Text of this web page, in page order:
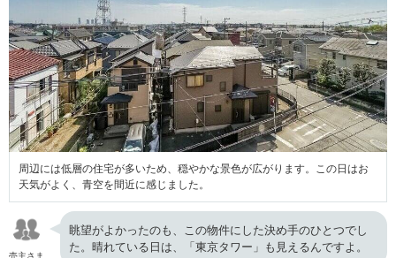
周辺には低層の住宅が多いため、穏やかな景色が広がります。この日はお
天気がよく、青空を間近に感じました。
眺望がよかったのも、この物件にした決め手のひとつでし
た。晴れている日は、「東京タワー」も見えるんですよ。